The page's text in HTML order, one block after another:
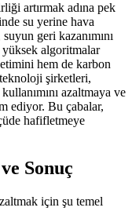
artırmak adına pek
su yerine hava
geri kazanımını
algoritmalar
hem de karbon
şirketleri,
azaltmaya ve
ediyor. Bu çabalar,
hafifletmeye
Sonuç
için şu temel